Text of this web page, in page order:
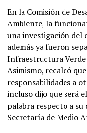
En la Comisión de
Ambiente, la
una investigación del
además ya fueron
Infraestructura Verde
Asimismo, recalcó
responsabilidades a
incluso dijo que será
palabra respecto a
Secretaría de Medio